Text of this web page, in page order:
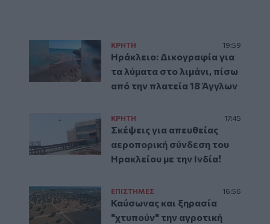
ΚΡΗΤΗ 19:59
Ηράκλειο: Δικογραφία για
τα λύματα στο λιμάνι, πίσω
από την πλατεία 18 Άγγλων
ΚΡΗΤΗ 17:45
Σκέψεις για απευθείας
αεροπορική σύνδεση του
Ηρακλείου με την Ινδία!
ΕΠΙΣΤΗΜΕΣ 16:56
Καύσωνας και ξηρασία
"χτυπούν" την αγροτική